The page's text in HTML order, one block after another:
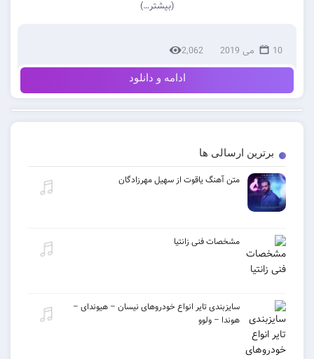
2,062
ارسالی ها
متن آهنگ یاقوت از سهیل مهرزادگان
مشخصات فنی زانتیا
سایزبندی تایر انواع خودروهای نیسان – هیوندای –
هوندا – ولوو